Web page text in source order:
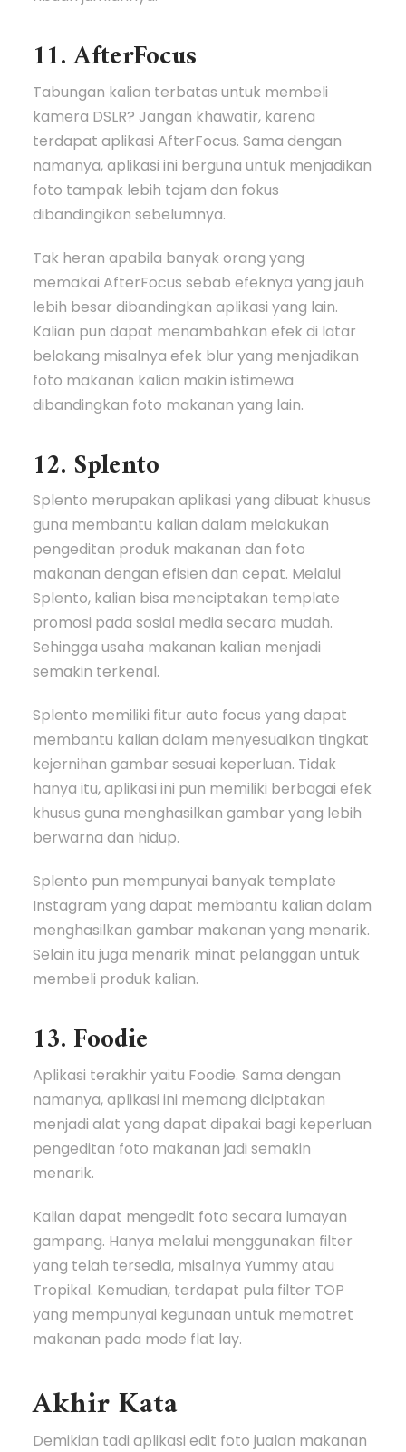
11. AfterFocus
Tabungan kalian terbatas untuk membeli
kamera DSLR? Jangan khawatir, karena
terdapat aplikasi AfterFocus. Sama dengan
namanya, aplikasi ini berguna untuk menjadikan
foto tampak lebih tajam dan fokus
dibandingikan sebelumnya.
Tak heran apabila banyak orang yang
memakai AfterFocus sebab efeknya yang jauh
lebih besar dibandingkan aplikasi yang lain.
Kalian pun dapat menambahkan efek di latar
belakang misalnya efek blur yang menjadikan
foto makanan kalian makin istimewa
dibandingkan foto makanan yang lain.
12. Splento
Splento merupakan aplikasi yang dibuat khusus
guna membantu kalian dalam melakukan
pengeditan produk makanan dan foto
makanan dengan efisien dan cepat. Melalui
Splento, kalian bisa menciptakan template
promosi pada sosial media secara mudah.
Sehingga usaha makanan kalian menjadi
semakin terkenal.
Splento memiliki fitur auto focus yang dapat
membantu kalian dalam menyesuaikan tingkat
kejernihan gambar sesuai keperluan. Tidak
hanya itu, aplikasi ini pun memiliki berbagai efek
khusus guna menghasilkan gambar yang lebih
berwarna dan hidup.
Splento pun mempunyai banyak template
Instagram yang dapat membantu kalian dalam
menghasilkan gambar makanan yang menarik.
Selain itu juga menarik minat pelanggan untuk
membeli produk kalian.
13. Foodie
Aplikasi terakhir yaitu Foodie. Sama dengan
namanya, aplikasi ini memang diciptakan
menjadi alat yang dapat dipakai bagi keperluan
pengeditan foto makanan jadi semakin
menarik.
Kalian dapat mengedit foto secara lumayan
gampang. Hanya melalui menggunakan filter
yang telah tersedia, misalnya Yummy atau
Tropikal. Kemudian, terdapat pula filter TOP
yang mempunyai kegunaan untuk memotret
makanan pada mode flat lay.
Akhir Kata
Demikian tadi aplikasi edit foto jualan makanan